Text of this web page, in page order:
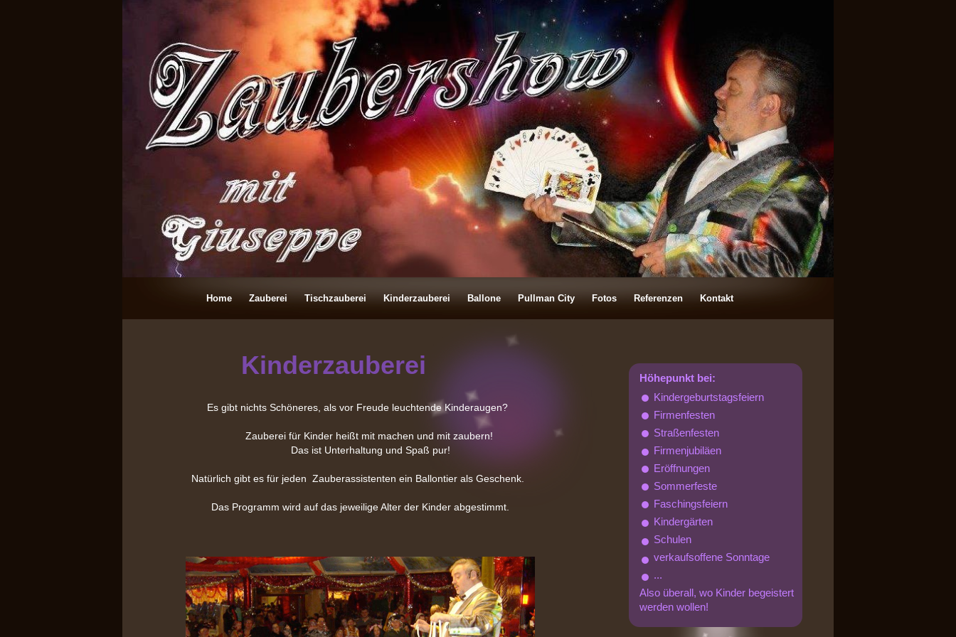
Home Zauberei Tischzauberei Kinderzauberei Ballone Pullman City Fotos Referenzen Kontakt
Es gibt nichts Schöneres, als vor Freude leuchtende Kinderaugen?
Zauberei für Kinder heißt mit machen und mit zaubern!
Das ist Unterhaltung und Spaß pur!
Natürlich gibt es für jeden Zauberassistenten ein Ballontier als Geschenk.
Das Programm wird auf das jeweilige Alter der Kinder abgestimmt.
Kinderzauberei
Höhepunkt bei:
Kindergeburtstagsfeiern
Firmenfesten
Straßenfesten
Firmenjubiläen
Eröffnungen
Sommerfeste
Faschingsfeiern
Kindergärten
Schulen
verkaufsoffene Sonntage
...
Also überall, wo Kinder begeistert
werden wollen!